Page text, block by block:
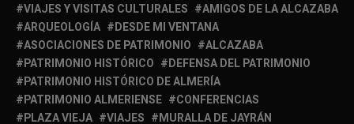
VIAJES Y VISITAS CULTURALES
AMIGOS DE LA ALCAZABA
ARQUEOLOGÍA
DESDE MI VENTANA
ASOCIACIONES DE PATRIMONIO
ALCAZABA
PATRIMONIO HISTÓRICO
DEFENSA DEL PATRIMONIO
PATRIMONIO HISTÓRICO DE ALMERÍA
PATRIMONIO ALMERIENSE
CONFERENCIAS
PLAZA VIEJA
VIAJES
MURALLA DE JAYRÁN